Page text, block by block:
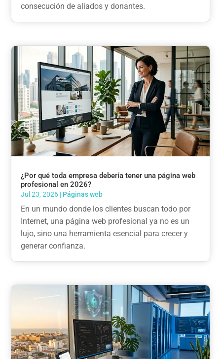
consecución de aliados y donantes.
¿Por qué toda empresa debería tener una página web
profesional en 2026?
Jul 23, 2026 | Páginas web
En un mundo donde los clientes buscan todo por
Internet, una página web profesional ya no es un
lujo, sino una herramienta esencial para crecer y
generar confianza.